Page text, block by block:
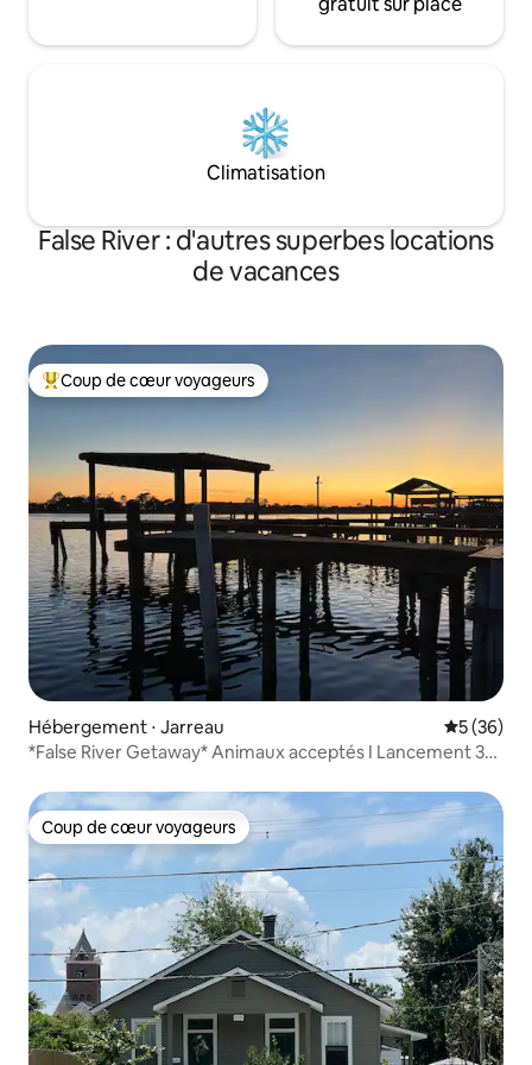
Climatisation
False River : d'autres superbes locations
de vacances
Coups de cœur voyageurs les plus appréciés
Coup de cœur voyageurs
Hébergement ⋅ Jarreau
5 (36)
*False River Getaway* Animaux acceptés I Lancement 3
Coup de cœur voyageurs
Coup de cœur voyageurs